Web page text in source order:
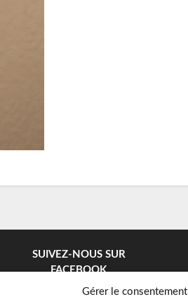
Gérer le consentement
SUIVEZ-NOUS SUR
FACEBOOK